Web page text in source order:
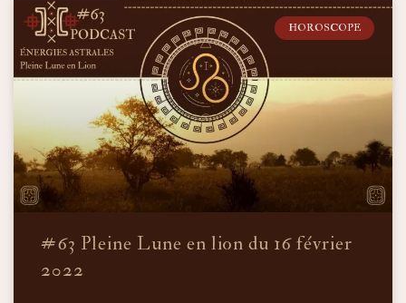
HOROSCOPE
#63 Pleine Lune en lion du 16 février
2022